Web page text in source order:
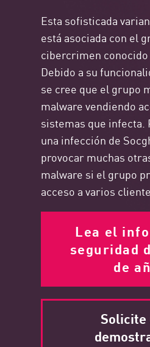
Esta sofisticada
está asociada con el
cibercrimen
Debido a su
se cree que el grupo
malware vendiendo
sistemas que infecta.
una infección de
provocar muchas
malware si el grupo
acceso a varios
Lea el
seguridad
de
Solicite